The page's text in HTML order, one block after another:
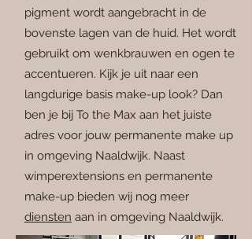
pigment wordt aangebracht in de
bovenste lagen van de huid. Het wordt
gebruikt om wenkbrauwen en ogen te
accentueren. Kijk je uit naar een
langdurige basis make-up look? Dan
ben je bij To the Max aan het juiste
adres voor jouw permanente make up
in omgeving Naaldwijk. Naast
wimperextensions en permanente
make-up bieden wij nog meer
diensten aan in omgeving Naaldwijk.